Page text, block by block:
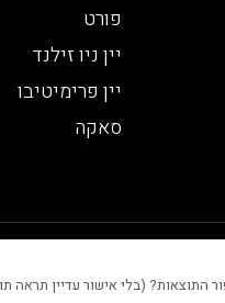
פורט
יין ניו זילנד
יין פרימיטיבו
סאקה
שיפור חוויית